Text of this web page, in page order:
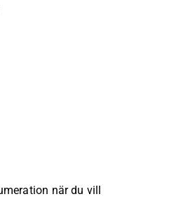
när du vill